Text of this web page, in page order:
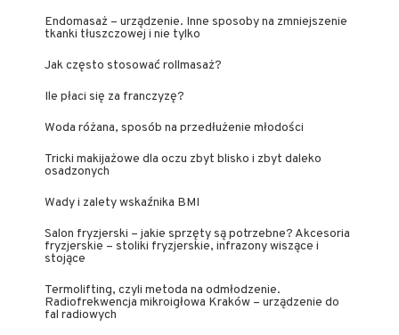
Endomasaż – urządzenie. Inne sposoby na zmniejszenie
tkanki tłuszczowej i nie tylko
Jak często stosować rollmasaż?
Ile płaci się za franczyzę?
Woda różana, sposób na przedłużenie młodości
Tricki makijażowe dla oczu zbyt blisko i zbyt daleko
osadzonych
Wady i zalety wskaźnika BMI
Salon fryzjerski – jakie sprzęty są potrzebne? Akcesoria
fryzjerskie – stoliki fryzjerskie, infrazony wiszące i
stojące
Termolifting, czyli metoda na odmłodzenie.
Radiofrekwencja mikroigłowa Kraków – urządzenie do
fal radiowych